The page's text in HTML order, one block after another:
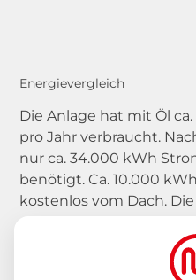
Die Anlage hat mit Öl
pro Jahr verbraucht.
nur ca. 34.000 kWh
benötigt. Ca. 10.000
kostenlos vom Dach.
ungefähr 1/3 reduziert.
Energievergleich